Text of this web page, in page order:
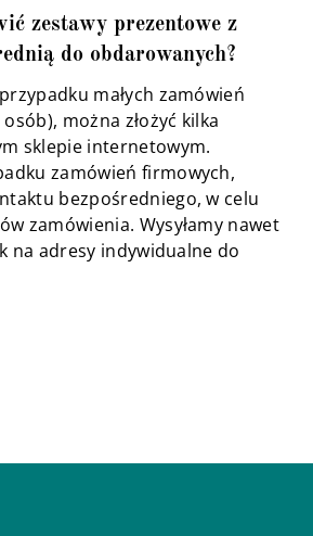
zestawy prezentowe z
do obdarowanych?
małych zamówień
można złożyć kilka
sklepie internetowym.
zamówień firmowych,
bezpośredniego, w celu
zamówienia. Wysyłamy nawet
na adresy indywidualne do